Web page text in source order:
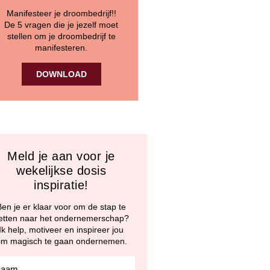
Manifesteer je droombedrijf!!
De 5 vragen die je jezelf moet
stellen om je droombedrijf te
manifesteren.
DOWNLOAD
Meld je aan voor je
wekelijkse dosis
inspiratie!
je er klaar voor om de stap te
naar het ondernemerschap?
Ik help, motiveer en inspireer jou
magisch te gaan ondernemen.